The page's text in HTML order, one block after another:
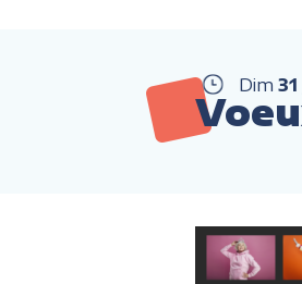
Dim 31